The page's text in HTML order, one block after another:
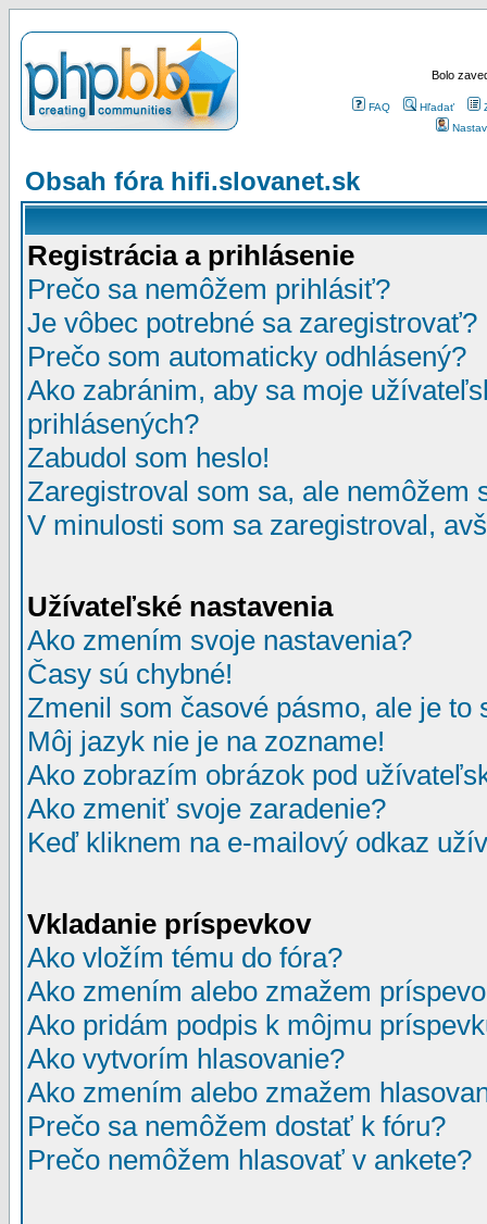
Bolo
FAQ Hľadať
Obsah fóra hifi.slovanet.sk
Registrácia a prihlásenie
Prečo sa nemôžem prihlásiť?
Je vôbec potrebné sa zaregistrovať?
Prečo som automaticky odhlásený?
Ako zabránim, aby sa moje
prihlásených?
Zabudol som heslo!
Zaregistroval som sa, ale nemôžem
V minulosti som sa zaregistroval,
Užívateľské nastavenia
Ako zmením svoje nastavenia?
Časy sú chybné!
Zmenil som časové pásmo, ale je to
Môj jazyk nie je na zozname!
Ako zobrazím obrázok pod
Ako zmeniť svoje zaradenie?
Keď kliknem na e-mailový odkaz
Vkladanie príspevkov
Ako vložím tému do fóra?
Ako zmením alebo zmažem
Ako pridám podpis k môjmu
Ako vytvorím hlasovanie?
Ako zmením alebo zmažem
Prečo sa nemôžem dostať k fóru?
Prečo nemôžem hlasovať v ankete?